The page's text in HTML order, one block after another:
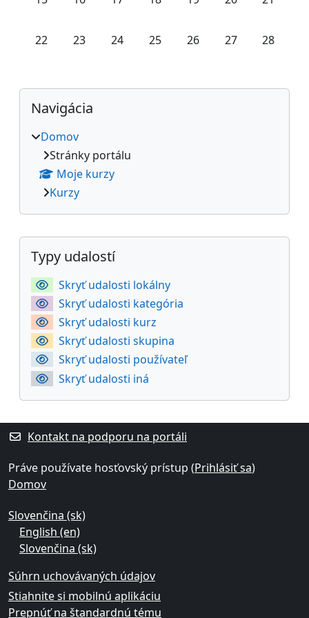
Žiadne udalosti, nedeľa, 22 februára
22 Žiadne udalosti, pondelok, 23 februára
23 Žiadne udalosti, utorok, 24 februára
24 Žiadne udalosti, streda, 25
25 Žiadne udalosti,
26 Žiadne
27 Žiadne
28
Bloky
Preskočiť Navigácia
Navigácia
Domov
Stránky portálu
Moje kurzy
Kurzy
Dodatočné bloky
Preskočiť Typy udalostí
Typy udalostí
Skryť udalosti lokálny
Skryť udalosti kategória
Skryť udalosti kurz
Skryť udalosti skupina
Skryť udalosti používateľ
Skryť udalosti iná
Kontakt na podporu na portáli
Práve používate hosťovský prístup (Prihlásiť sa)
Domov
Slovenčina ‎(sk)‎
English ‎(en)‎
Slovenčina ‎(sk)‎
Súhrn uchovávaných údajov
Stiahnite si mobilnú aplikáciu
Prepnúť na štandardnú tému